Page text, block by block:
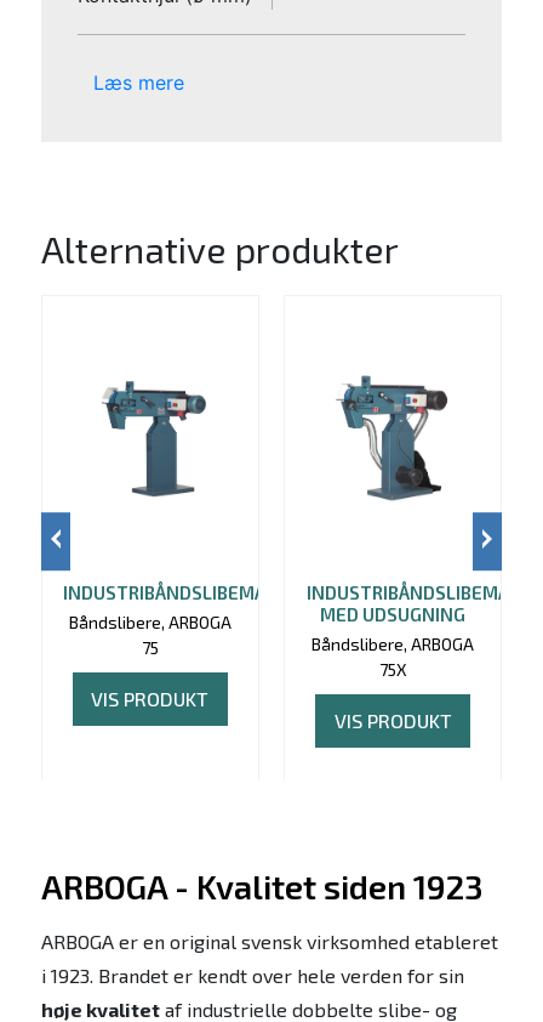
Læs mere
Alternative produkter
INDUSTRIBÅNDSLIBEMASKINE
Båndslibere, ARBOGA
75
VIS PRODUKT
MED UDSUGNING
Båndslibere, ARBOGA
75X
VIS PRODUKT
ARBOGA - Kvalitet siden 1923
ARBOGA er en original svensk virksomhed etableret
i 1923. Brandet er kendt over hele verden for sin
høje kvalitetaf industrielle dobbelte slibe- og